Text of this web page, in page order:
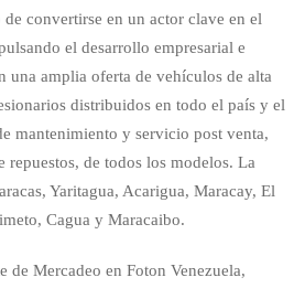
convertirse en un actor clave en el
el desarrollo empresarial e
una amplia oferta de vehículos de alta
distribuidos en todo el país y el
mantenimiento y servicio post venta,
repuestos, de todos los modelos. La
Yaritagua, Acarigua, Maracay, El
Cagua y Maracaibo.
de Mercadeo en Foton Venezuela,